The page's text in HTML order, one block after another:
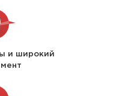
и широкий